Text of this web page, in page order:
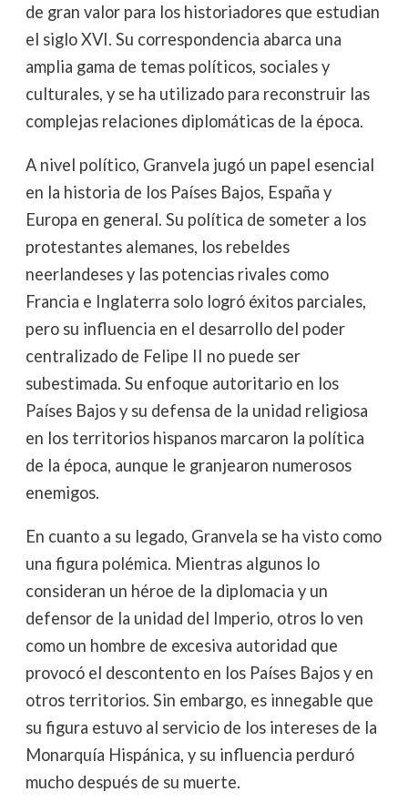
de gran valor para los historiadores que estudian
el siglo XVI. Su correspondencia abarca una
amplia gama de temas políticos, sociales y
culturales, y se ha utilizado para reconstruir las
complejas relaciones diplomáticas de la época.
A nivel político, Granvela jugó un papel esencial
en la historia de los Países Bajos, España y
Europa en general. Su política de someter a los
protestantes alemanes, los rebeldes
neerlandeses y las potencias rivales como
Francia e Inglaterra solo logró éxitos parciales,
pero su influencia en el desarrollo del poder
centralizado de Felipe II no puede ser
subestimada. Su enfoque autoritario en los
Países Bajos y su defensa de la unidad religiosa
en los territorios hispanos marcaron la política
de la época, aunque le granjearon numerosos
enemigos.
En cuanto a su legado, Granvela se ha visto como
una figura polémica. Mientras algunos lo
consideran un héroe de la diplomacia y un
defensor de la unidad del Imperio, otros lo ven
como un hombre de excesiva autoridad que
provocó el descontento en los Países Bajos y en
otros territorios. Sin embargo, es innegable que
su figura estuvo al servicio de los intereses de la
Monarquía Hispánica, y su influencia perduró
mucho después de su muerte.